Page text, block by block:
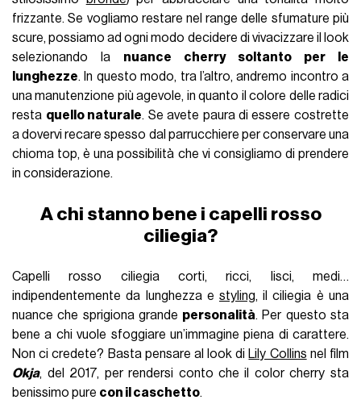
frizzante. Se vogliamo restare nel range delle sfumature più
scure, possiamo ad ogni modo decidere di vivacizzare il look
selezionando la nuance cherry soltanto per le
lunghezze. In questo modo, tra l’altro, andremo incontro a
una manutenzione più agevole, in quanto il colore delle radici
resta quello naturale. Se avete paura di essere costrette
a dovervi recare spesso dal parrucchiere per conservare una
chioma top, è una possibilità che vi consigliamo di prendere
in considerazione.
A chi stanno bene i capelli rosso
ciliegia?
Capelli rosso ciliegia corti, ricci, lisci, medi…
indipendentemente da lunghezza e styling, il ciliegia è una
nuance che sprigiona grande personalità. Per questo sta
bene a chi vuole sfoggiare un’immagine piena di carattere.
Non ci credete? Basta pensare al look di Lily Collins nel film
Okja, del 2017, per rendersi conto che il color cherry sta
benissimo pure con il caschetto.